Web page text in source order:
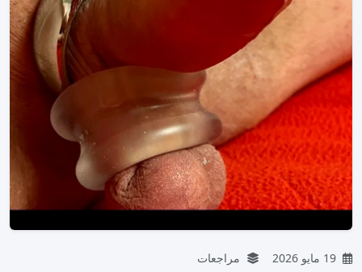
مراجعات